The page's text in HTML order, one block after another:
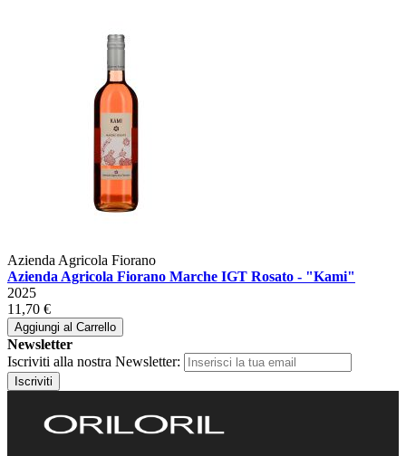
Azienda Agricola Fiorano
Azienda Agricola Fiorano Marche IGT Rosato - "Kami"
2025
11,70 €
Aggiungi al Carrello
Newsletter
Iscriviti alla nostra Newsletter:
Iscriviti